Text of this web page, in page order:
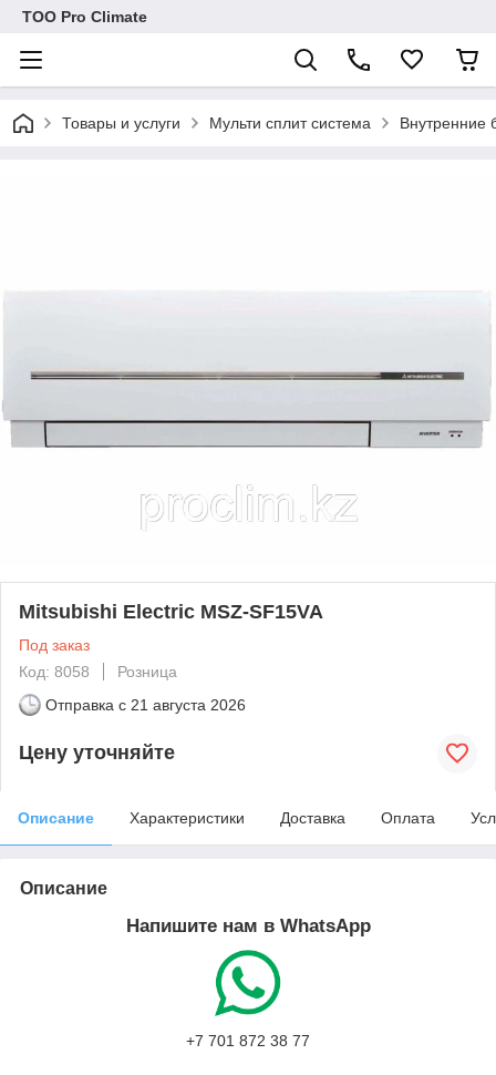
ТОО Pro Climate
Товары и услуги Мульти сплит система Внутренние
Mitsubishi Electric MSZ-SF15VA
Под заказ
Код: 8058
Розница
Отправка с 21 августа 2026
Цену уточняйте
Описание Характеристики Доставка Оплата
Описание
Напишите нам в WhatsApp
+7 701 872 38 77